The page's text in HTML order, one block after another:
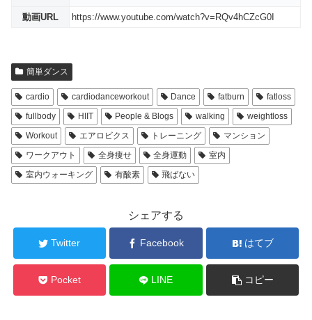
動画URL https://www.youtube.com/watch?v=RQv4hCZcG0I
簡単ダンス
cardio cardiodanceworkout Dance fatburn
fatloss
fullbody
HIIT People & Blogs walking
weightloss
Workout
エアロビクス トレーニング
マンション
ワークアウト
全身痩せ 全身運動
室内
室内ウォーキング
有酸素 飛ばない
シェアする
Twitter Facebook はてブ
Pocket LINE コピー